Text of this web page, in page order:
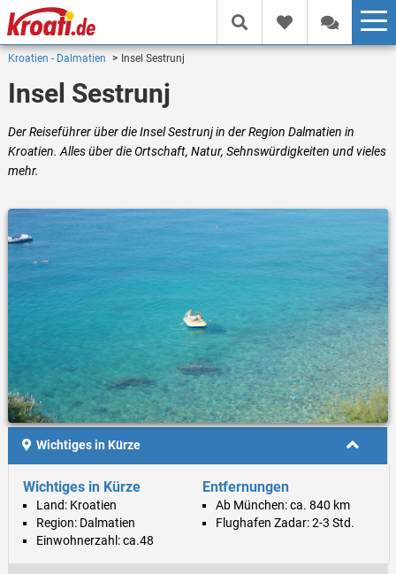
Kroatien - Dalmatien Insel Sestrunj
Insel Sestrunj
Der Reiseführer über die Insel Sestrunj in der Region Dalmatien in
Kroatien. Alles über die Ortschaft, Natur, Sehnswürdigkeiten und vieles
mehr.
Wichtiges in Kürze
Wichtiges in Kürze
Land: Kroatien
Region: Dalmatien
Einwohnerzahl: ca.48
Entfernungen
Ab München: ca. 840 km
Flughafen Zadar: 2-3 Std.